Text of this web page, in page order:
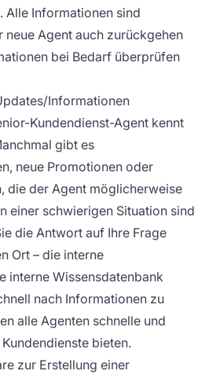
Alle Informationen sind
neue Agent auch zurückgehen
bei Bedarf überprüfen
Informationen
Kundendienst-Agent kennt
gibt es
neue Promotionen oder
die der Agent möglicherweise
einer schwierigen Situation sind
die Antwort auf Ihre Frage
Ort – die interne
interne Wissensdatenbank
nach Informationen zu
alle Agenten schnelle und
bieten.
zur Erstellung einer